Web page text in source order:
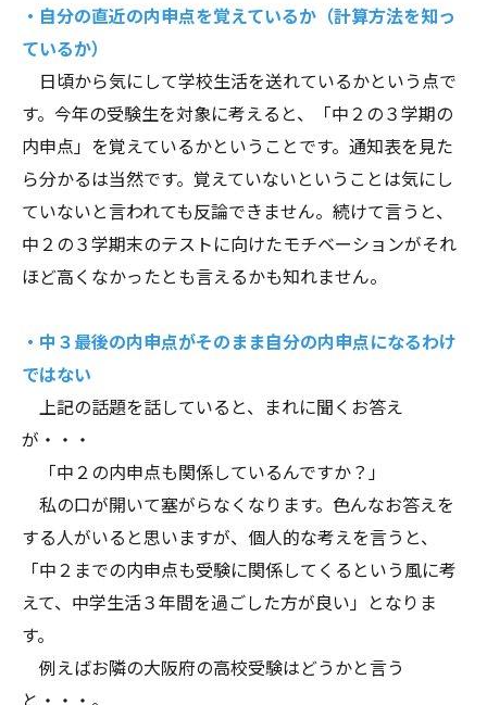
・自分の直近の内申点を覚えているか（計算方法を知っ
ているか）
日頃から気にして学校生活を送れているかという点で
す。今年の受験生を対象に考えると、「中２の３学期の
内申点」を覚えているかということです。通知表を見た
ら分かるは当然です。覚えていないということは気にし
ていないと言われても反論できません。続けて言うと、
中２の３学期末のテストに向けたモチベーションがそれ
ほど高くなかったとも言えるかも知れません。
・中３最後の内申点がそのまま自分の内申点になるわけ
ではない
上記の話題を話していると、まれに聞くお答え
が・・・
「中２の内申点も関係しているんですか？」
私の口が開いて塞がらなくなります。色んなお答えを
する人がいると思いますが、個人的な考えを言うと、
「中２までの内申点も受験に関係してくるという風に考
えて、中学生活３年間を過ごした方が良い」となりま
す。
例えばお隣の大阪府の高校受験はどうかと言う
と・・・。